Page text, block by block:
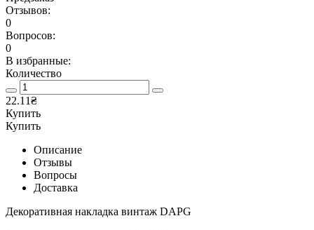
Отзывов:
0
Вопросов:
0
В избранные:
Количество
22.11₴
Купить
Купить
Описание
Отзывы
Вопросы
Доставка
Декоративная накладка винтаж DAPG